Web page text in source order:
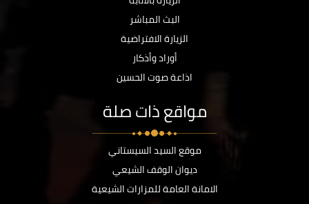
البث المباشر
الزيارة الافتراضية
أوراد وأذكار
اذاعة صوت الحسين
مواقع ذات صلة
موقع السيد السيستاني
ديوان الوقف الشيعي
الامانة العامة للمزارات الشيعية